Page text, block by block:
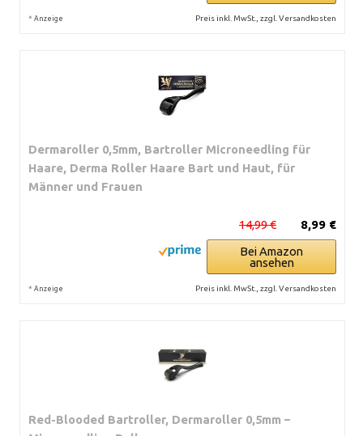
* Anzeige Preis inkl. MwSt., zzgl. Versandkosten
Dermaroller 0,5mm, Bartroller Microneedling für
Haare, Derma Roller Haare Bart und Haut, für
Männer und Frauen
8,99 €
14,99 €
Bei Amazon
ansehen
* Anzeige Preis inkl. MwSt., zzgl. Versandkosten
Red-Blooded Bartroller, Dermaroller 0,5mm –